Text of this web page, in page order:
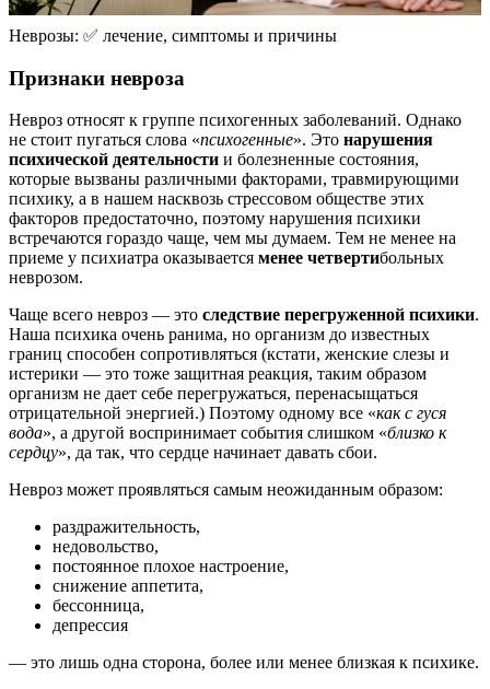
Неврозы: ✅ лечение, симптомы и причины
Признаки невроза
Невроз относят к группе психогенных заболеваний. Однако
не стоит пугаться слова «психогенные». Это нарушения
психической деятельности и болезненные состояния,
которые вызваны различными факторами, травмирующими
психику, а в нашем насквозь стрессовом обществе этих
факторов предостаточно, поэтому нарушения психики
встречаются гораздо чаще, чем мы думаем. Тем не менее на
приеме у психиатра оказывается менее четвертибольных
неврозом.
Чаще всего невроз — это следствие перегруженной психики.
Наша психика очень ранима, но организм до известных
границ способен сопротивляться (кстати, женские слезы и
истерики — это тоже защитная реакция, таким образом
организм не дает себе перегружаться, перенасыщаться
отрицательной энергией.) Поэтому одному все «как с гуся
вода», а другой воспринимает события слишком «близко к
сердцу», да так, что сердце начинает давать сбои.
Невроз может проявляться самым неожиданным образом:
раздражительность,
недовольство,
постоянное плохое настроение,
снижение аппетита,
бессонница,
депрессия
— это лишь одна сторона, более или менее близкая к психике.